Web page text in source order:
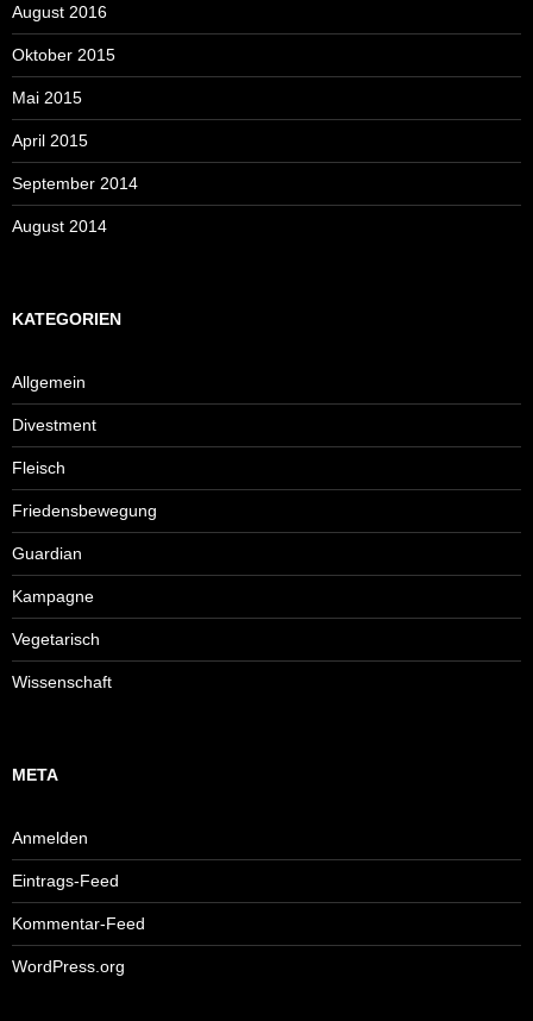
August 2016
Oktober 2015
Mai 2015
April 2015
September 2014
August 2014
KATEGORIEN
Allgemein
Divestment
Fleisch
Friedensbewegung
Guardian
Kampagne
Vegetarisch
Wissenschaft
META
Anmelden
Eintrags-Feed
Kommentar-Feed
WordPress.org